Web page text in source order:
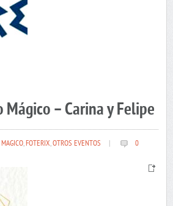
Mágico – Carina y Felipe
,FOTERIX,OTROS EVENTOS 0